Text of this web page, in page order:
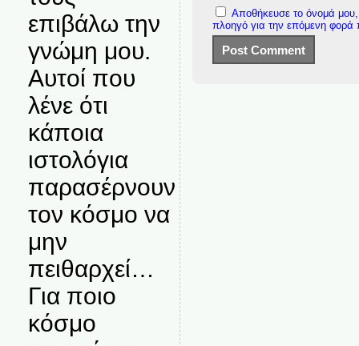
επιβάλω την
γνώμη μου.
Αυτοί που
λένε ότι
κάποια
ιστολόγια
παρασέρνουν
τον κόσμο να
μην
πειθαρχεί…
Για ποιο
κόσμο
Αποθήκευσε το όνομά μου,
πλοηγό για την επόμενη